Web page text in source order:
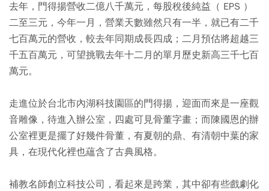
去年，門得揚營收二億八千萬元，每股稅後純益（ EPS ）
二至三元，今年一月，營業天數雖然只有一半，就已有二千
七百萬元的營收，較去年同期成長四成；二月預估將超越三
千五百萬元，可望挑戰去年十二月的單月歷史新高三千七百
萬元。
走進位於台北市內湖科技園區的門得揚，迎面而來是一座觀
音雕像，待進入辦公室，四處可見骨董字畫；而陳國恩的辦
公室裡更是擺了好幾件骨董，有夏朝的鼎、有清朝中葉的家
具，在現代化裡也蘊含了古典風格。
補教名師創立科技公司，看起來是跨業，其中卻有些戲劇化